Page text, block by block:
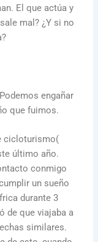
El que actúa y
mal? ¿Y si no
engañar
que fuimos.
cicloturismo(
último año.
conmigo
un sueño
durante 3
de que viajaba a
similares.